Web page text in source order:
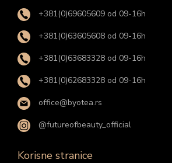
+381(0)69605609 od 09-16h
+381(0)63605608 od 09-16h
+381(0)63683328 od 09-16h
+381(0)62683328 od 09-16h
office@byotea.rs
@futureofbeauty_official
Korisne stranice